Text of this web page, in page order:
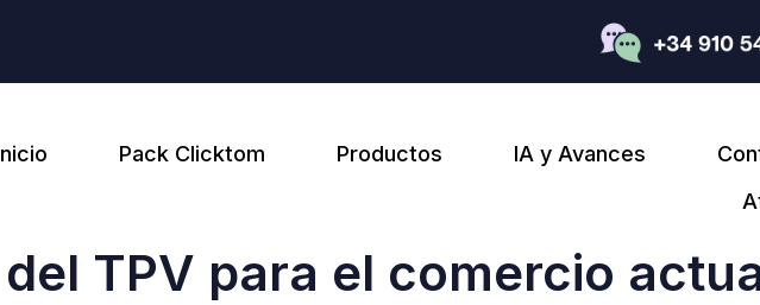
Pack Clicktom Productos IA y Avances
TPV para el comercio